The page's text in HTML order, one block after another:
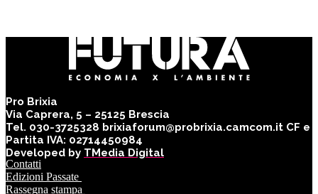
Pro Brixia
Via Caprera, 5 – 25125 Brescia
Tel. 030-3725328 brixiaforum@probrixia.camcom.it CF e
Partita IVA: 02714450984
Developed by TMedia Digital
Contatti
Edizioni Passate
Rassegna stampa